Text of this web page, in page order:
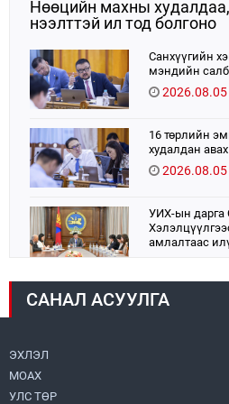
Нөөцийн махны
нээлттэй ил тод болгоно
Санхүүгийн
мэндийн
2026.08.05
16 төрлийн
худалдан
2026.08.05
УИХ-ын дарга
амлалтаас
Монголбанк 7
САНАЛ АСУУЛГА
ЭХЛЭЛ
МОАХ
УЛС ТӨР